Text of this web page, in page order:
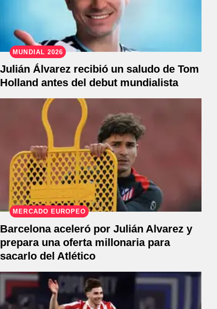
MUNDIAL 2026
Julián Álvarez recibió un saludo de Tom
Holland antes del debut mundialista
MERCADO EUROPEO
Barcelona aceleró por Julián Alvarez y
prepara una oferta millonaria para
sacarlo del Atlético